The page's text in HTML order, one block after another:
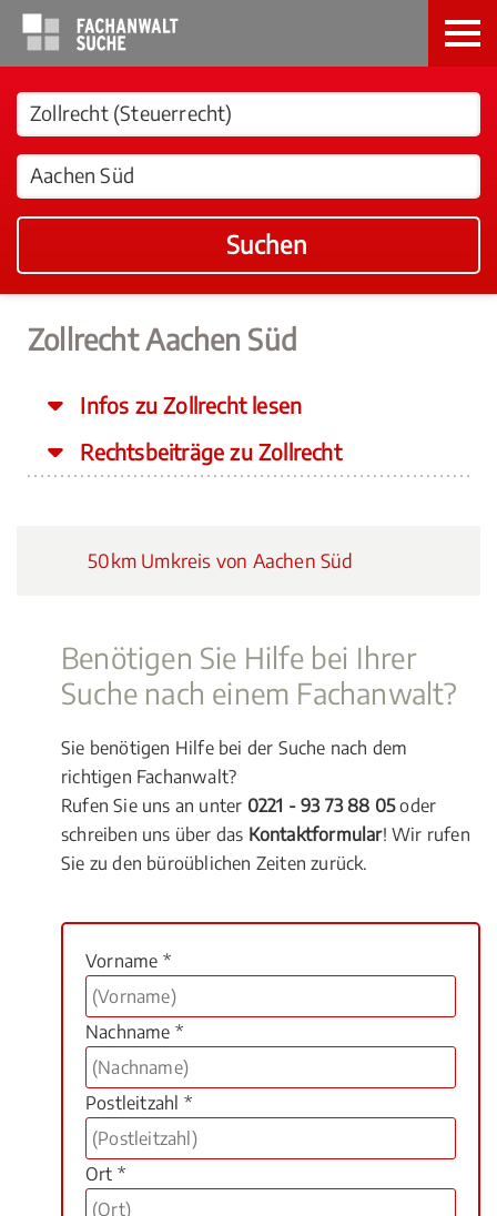
Suchen
Zollrecht Aachen Süd
Infos zu Zollrecht lesen
Rechtsbeiträge zu Zollrecht
50km Umkreis von Aachen Süd
Benötigen Sie Hilfe bei Ihrer
Suche nach einem Fachanwalt?
Sie benötigen Hilfe bei der Suche nach dem
richtigen Fachanwalt?
Rufen Sie uns an unter 0221 - 93 73 88 05oder
schreiben uns über das Kontaktformular! Wir rufen
Sie zu den büroüblichen Zeiten zurück.
Vorname *
Nachname *
Postleitzahl *
Ort *